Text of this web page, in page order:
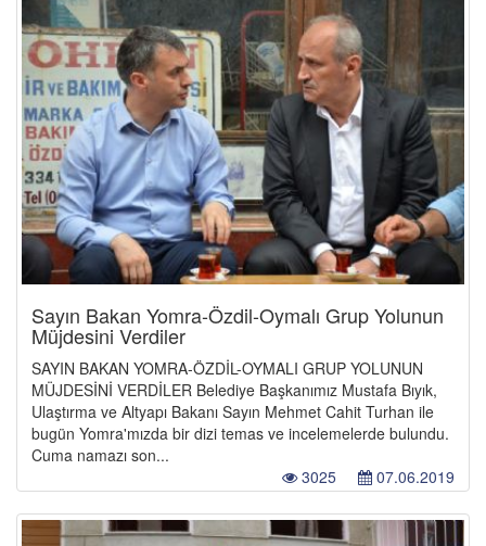
Sayın Bakan Yomra-Özdil-Oymalı Grup Yolunun
Müjdesini Verdiler
SAYIN BAKAN YOMRA-ÖZDİL-OYMALI GRUP YOLUNUN
MÜJDESİNİ VERDİLER Belediye Başkanımız Mustafa Bıyık,
Ulaştırma ve Altyapı Bakanı Sayın Mehmet Cahit Turhan ile
bugün Yomra'mızda bir dizi temas ve incelemelerde bulundu.
Cuma namazı son...
07.06.2019
3025